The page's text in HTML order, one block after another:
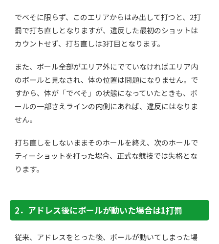
でべそに限らず、このエリアからはみ出して打つと、2打
罰で打ち直しとなりますが、違反した最初のショットは
カウントせず、打ち直しは3打目となります。
また、ボール全部がエリア外にでていなければエリア内
のボールと見なされ、体の位置は問題になりません。で
すから、体が「でべそ」の状態になっていたときも、ボ
ールの一部さえラインの内側にあれば、違反にはなりま
せん。
打ち直しをしないままそのホールを終え、次のホールで
ティーショットを打った場合、正式な競技では失格とな
ります。
2．アドレス後にボールが動いた場合は1打罰
従来、アドレスをとった後、ボールが動いてしまった場